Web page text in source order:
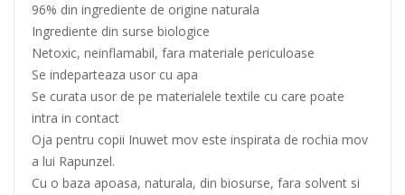
96% din ingrediente de origine naturala
Ingrediente din surse biologice
Netoxic, neinflamabil, fara materiale periculoase
Se indeparteaza usor cu apa
Se curata usor de pe materialele textile cu care poate
intra in contact
Oja pentru copii Inuwet mov este inspirata de rochia mov
a lui Rapunzel.
Cu o baza apoasa, naturala, din biosurse, fara solvent si